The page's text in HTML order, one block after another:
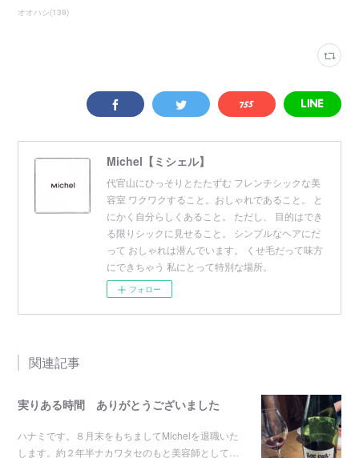
オオハシ(139)
Michel【ミシェル】
代官山にひっそりとたたずむ フレンチシックな美
容室 ワクワクすること。おしゃれであること。 と
にかく自分らしくあること。 ただし、 目的はでき
る限りシックに見せること。 シンプルなヘアにだ
って おしゃれは潜んでいます。 くせ毛だって味方
にできちゃう 私にとって特別な場所。
フォロー
関連記事
実りある時間 ありがとうございました
ハナミです。８月末をもちましてMichelを退職いた
します。約２年半ナカワタセのもと美容師として…